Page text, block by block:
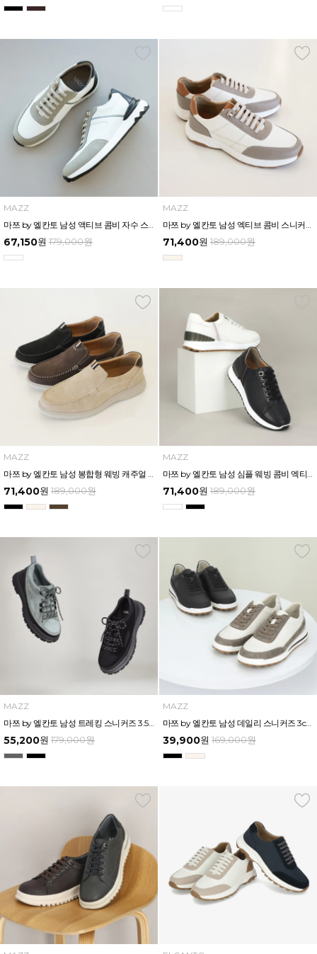
MAZZ
67,150원 179,000원
MAZZ
71,400원 189,000원
MAZZ
마쯔 by 엘칸토 남성 봉합형 웨빙 캐주얼 슬립온 3cm LCMC25M613
71,400원 189,000원
MAZZ
마쯔 by 엘칸토 남성 심플 웨빙 콤비 엑티브 밴드 스니커즈 5cm LCMS68M513
71,400원 189,000원
MAZZ
마쯔 by 엘칸토 남성 트레킹 스니커즈 3.5cm LCMS02M539
55,200원 179,000원
MAZZ
마쯔 by 엘칸토 남성 데일리 스니커즈 3cm LCMS00M539
39,900원 169,000원